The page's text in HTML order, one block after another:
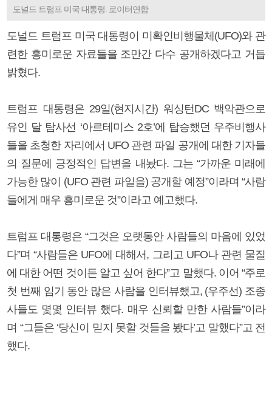
도널드 트럼프 미국 대통령. 로이터연합
도널드 트럼프 미국 대통령이 미확인비행물체(UFO)와 관
련한 흥미로운 자료들을 조만간 다수 공개하겠다고 거듭
밝혔다.
트럼프 대통령은 29일(현지시간) 워싱턴DC 백악관으로
유인 달 탐사선 ‘아르테미스 2호’에 탑승했던 우주비행사
들을 초청한 자리에서 UFO 관련 파일 공개에 대한 기자들
의 질문에 긍정적인 답변을 내놨다. 그는 “가까운 미래에
가능한 많이 (UFO 관련 파일을) 공개할 예정”이라며 “사람
들에게 매우 흥미로운 것”이라고 예고했다.
트럼프 대통령은 “그것은 오랫동안 사람들의 마음에 있었
다”며 “사람들은 UFO에 대해서, 그리고 UFO나 관련 물질
에 대한 어떤 것이든 알고 싶어 한다”고 말했다. 이어 “주로
첫 번째 임기 동안 많은 사람을 인터뷰했고, (우주선) 조종
사들도 몇몇 인터뷰 했다. 매우 신뢰할 만한 사람들”이라
며 “그들은 ‘당신이 믿지 못할 것들을 봤다’고 말했다”고 전
했다.